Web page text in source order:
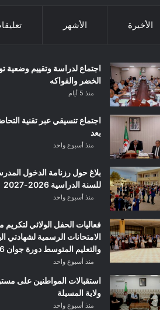
الأخيرة الأشهر
اجتماع لدراسة وتقييم وضعية
الخضر والفواكه
منذ 5 أيام
اجتماع تنسيقي عبر تقنية
بعد
منذ أسبوع واحد
بلاغ حول رزنامة الدخول
للسنة الدراسية 2026-2027
منذ أسبوع واحد
فعاليات الحفل الولائي لتكريم
الامتحانات الرسمية لشهادتي
والتعليم المتوسط دورة جوان 2026
منذ أسبوع واحد
استقبالات المواطنين على
ولاية المسيلة
منذ أسبوع واحد